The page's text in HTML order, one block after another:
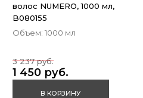
волос NUMERO, 1000 мл,
B080155
Объем: 1000 мл
1 450 руб.
3 237 руб.
В КОРЗИНУ